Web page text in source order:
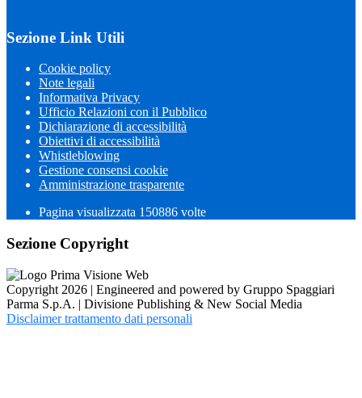
Sezione Link Utili
Cookie policy
Note legali
Informativa Privacy
Ufficio Relazioni con il Pubblico
Dichiarazione di accessibilità
Obiettivi di accessibilità
Whistleblowing
Gestione consensi cookie
Amministrazione trasparente
Pagina visualizzata 150886 volte
Sezione Copyright
Copyright 2026 | Engineered and powered by Gruppo Spaggiari
Parma S.p.A. | Divisione Publishing & New Social Media
Disclaimer trattamento dati personali